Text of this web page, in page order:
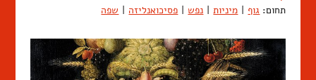
תחום: גוף | מיניות | נפש | פסיכואנליזה | שפה